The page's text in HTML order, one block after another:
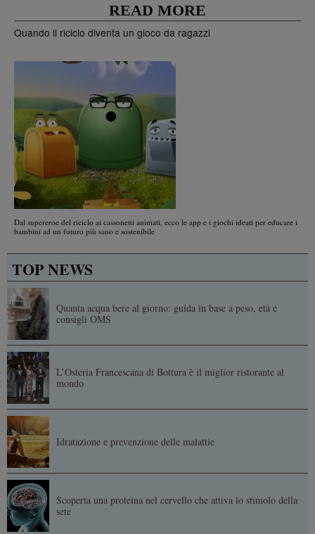
READ MORE
Quando il riciclo diventa un gioco da ragazzi
Dal supereroe del riciclo ai cassonetti animati, ecco le app e i giochi ideati per educare i
bambini ad un futuro più sano e sostenibile
TOP NEWS
Quanta acqua bere al giorno: guida in base a peso, età e
consigli OMS
L’Osteria Francescana di Bottura è il miglior ristorante al
mondo
Idratazione e prevenzione delle malattie
Scoperta una proteina nel cervello che attiva lo stimolo della
sete